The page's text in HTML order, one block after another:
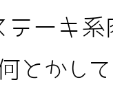
ーキ系
かして